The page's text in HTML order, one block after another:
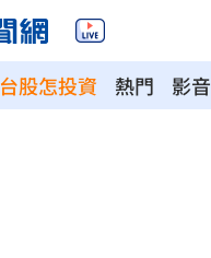
台股怎投資 熱門 影音